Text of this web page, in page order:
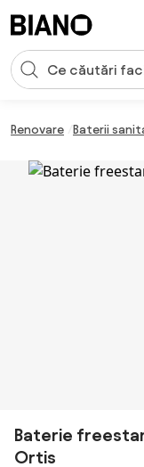
Introducerea căutării
Renovare Baterii
Baterie
Ortis